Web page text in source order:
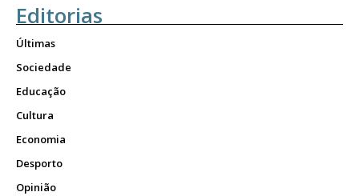
Editorias
Últimas
Sociedade
Educação
Cultura
Economia
Desporto
Opinião